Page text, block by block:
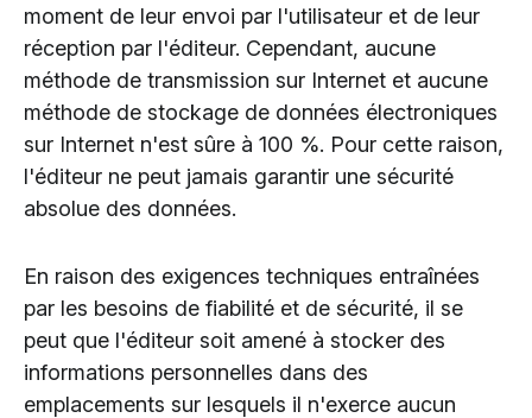
moment de leur envoi par l'utilisateur et de leur
réception par l'éditeur. Cependant, aucune
méthode de transmission sur Internet et aucune
méthode de stockage de données électroniques
sur Internet n'est sûre à 100 %. Pour cette raison,
l'éditeur ne peut jamais garantir une sécurité
absolue des données.
En raison des exigences techniques entraînées
par les besoins de fiabilité et de sécurité, il se
peut que l'éditeur soit amené à stocker des
informations personnelles dans des
emplacements sur lesquels il n'exerce aucun